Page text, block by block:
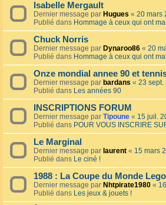
Isabelle Mergault
Dernier message par Hugues « 20 mars
Publié dans Hommage à ceux qui ont
Chuck Norris
Dernier message par Dynaroo86 « 20
Publié dans Hommage à ceux qui ont
Onze mondial annee 90 et
Dernier message par bardans « 23 sept.
Publié dans Les années 90
INSCRIPTIONS FORUM
Dernier message par Tipoune « 15 juil.
Publié dans POUR VOUS INSCRIRE
Le Marginal
Dernier message par laurent « 15 mars
Publié dans Le ciné !
1988 : La Coupe du Monde Lego
Dernier message par Nhtpirate1980 «
Publié dans Les jeux & jouets !